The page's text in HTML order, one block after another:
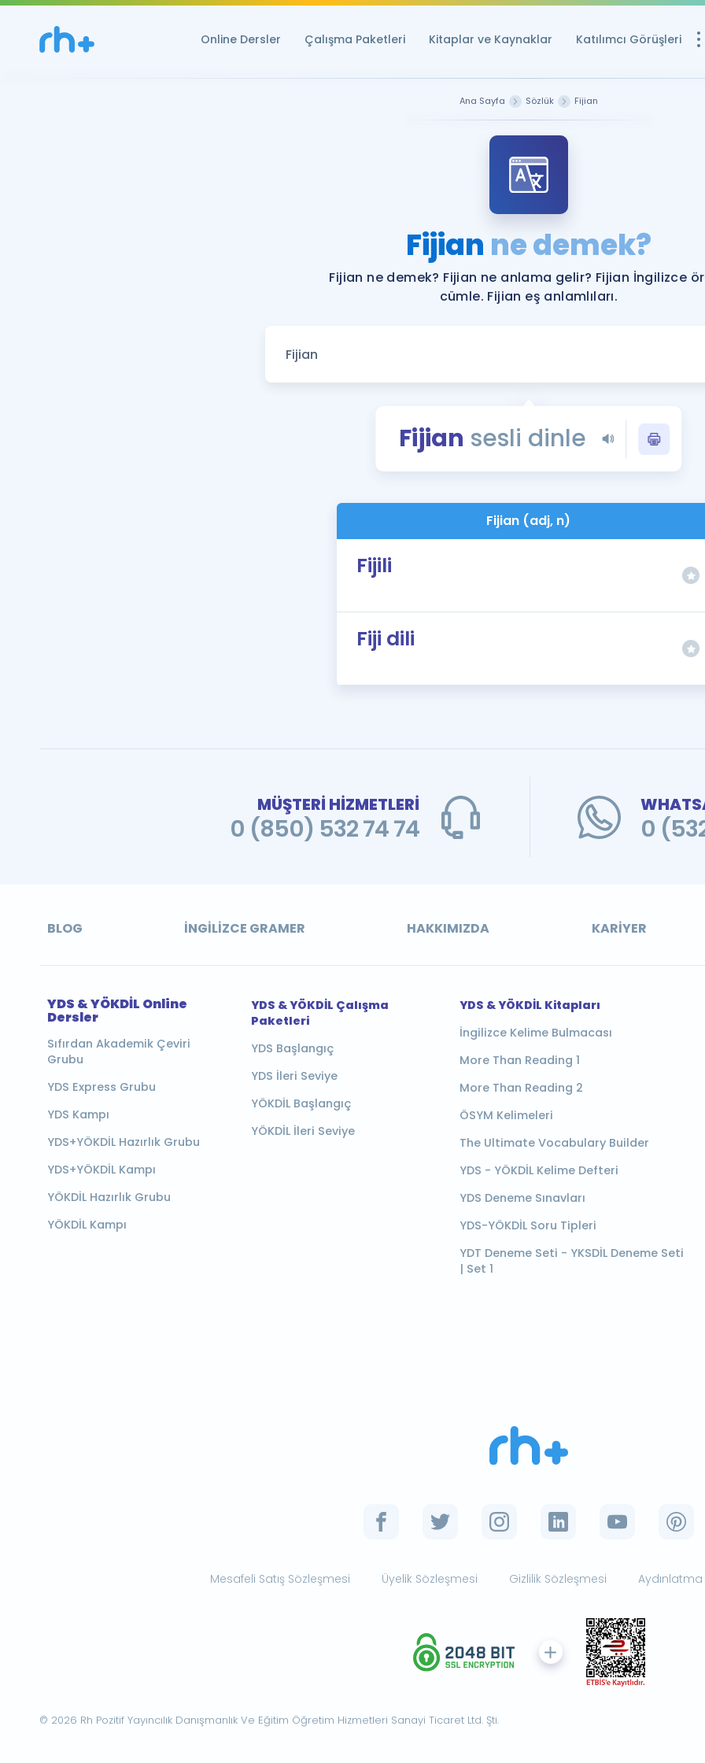
Online Dersler Çalışma Paketleri Kitaplar ve Kaynaklar Katılımcı Görüşleri
YDS ve YÖKDİL
Rehberlik Aracı
YDS ve YÖKDİL'e
Tüm ÖSYM
YDS - YÖKDİL
İngilizce Gramer
Ana Sayfa Sözlük Fijian
Fijian ne demek?
Fijian ne demek? Fijian ne anlama gelir? Fijian İngilizce
cümle. Fijian eş anlamlıları.
Fijian sesli dinle
Fijian (adj, n)
Fijili
Fiji dili
MÜŞTERİ HİZMETLERİ
0 (850) 532 74 74 0
BLOG İNGILIZCE GRAMER HAKKIMIZDA KARIYER
YDS & YÖKDİL Online
Dersler
Sıfırdan Akademik Çeviri
Grubu
YDS Express Grubu
YDS Kampı
YDS+YÖKDİL Hazırlık Grubu
YDS+YÖKDİL Kampı
YÖKDİL Hazırlık Grubu
YÖKDİL Kampı
YDS & YÖKDİL Çalışma
Paketleri
YDS Başlangıç
YDS İleri Seviye
YÖKDİL Başlangıç
YÖKDİL İleri Seviye
YDS & YÖKDİL Kitapları
İngilizce Kelime Bulmacası
More Than Reading 1
More Than Reading 2
ÖSYM Kelimeleri
The Ultimate Vocabulary Builder
YDS - YÖKDİL Kelime Defteri
YDS Deneme Sınavları
YDS-YÖKDİL Soru Tipleri
YDT Deneme Seti - YKSDİL Deneme Seti
| Set 1
Mesafeli Satış Sözleşmesi Üyelik Sözleşmesi Gizlilik Sözleşmesi
© 2026 Rh Pozitif Yayıncılık Danışmanlık Ve Eğitim Öğretim Hizmetleri Sanayi Ticaret Ltd. Şti.